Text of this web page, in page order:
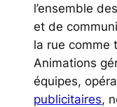
l’ensemble
et de
la rue comme
Animations
équipes,
publicitaires,